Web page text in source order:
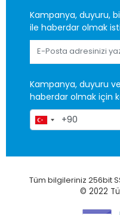
Kampanya, duyuru,
ile haberdar olmak
Kampanya, duyuru
haberdar olmak için
Tüm bilgileriniz 256bit
© 2022